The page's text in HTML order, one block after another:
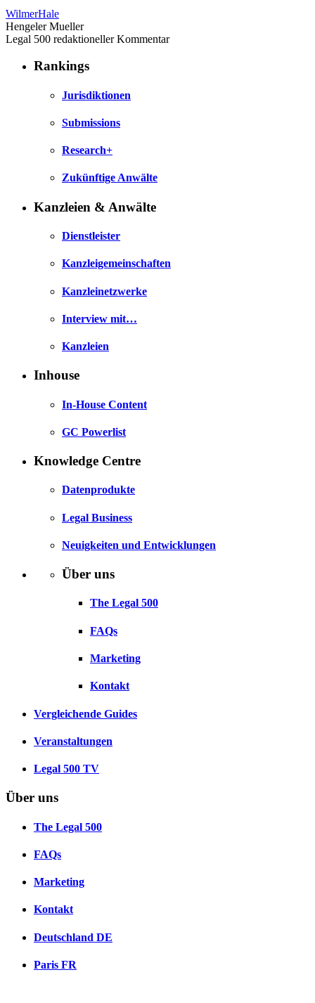
WilmerHale
Hengeler Mueller
Legal 500 redaktioneller Kommentar
Rankings
Jurisdiktionen
Submissions
Research+
Zukünftige Anwälte
Kanzleien & Anwälte
Dienstleister
Kanzleigemeinschaften
Kanzleinetzwerke
Interview mit…
Kanzleien
Inhouse
In-House Content
GC Powerlist
Knowledge Centre
Datenprodukte
Legal Business
Neuigkeiten und Entwicklungen
Über uns
The Legal 500
FAQs
Marketing
Kontakt
Vergleichende Guides
Veranstaltungen
Legal 500 TV
Über uns
The Legal 500
FAQs
Marketing
Kontakt
Deutschland DE
Paris FR